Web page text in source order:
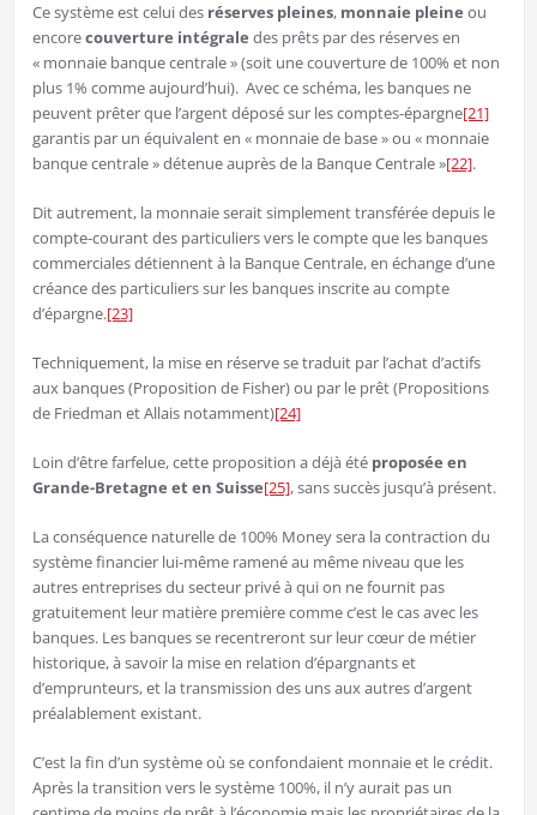
Ce système est celui des réserves pleines, monnaie pleine ou
encorecouverture intégrale des prêts par des réserves en
« monnaie banque centrale » (soit une couverture de 100% et non
plus 1% comme aujourd’hui). Avec ce schéma, les banques ne
peuvent prêter que l’argent déposé sur les comptes-épargne[21]
garantis par un équivalent en « monnaie de base » ou « monnaie
banque centrale » détenue auprès de la Banque Centrale »[22].
Dit autrement, la monnaie serait simplement transférée depuis le
compte-courant des particuliers vers le compte que les banques
commerciales détiennent à la Banque Centrale, en échange d’une
créance des particuliers sur les banques inscrite au compte
d’épargne.[23]
Techniquement, la mise en réserve se traduit par l’achat d’actifs
aux banques (Proposition de Fisher) ou par le prêt (Propositions
de Friedman et Allais notamment)[24]
Loin d’être farfelue, cette proposition a déjà été proposée en
Grande-Bretagne et en Suisse[25], sans succès jusqu’à présent.
La conséquence naturelle de 100% Money sera la contraction du
système financier lui-même ramené au même niveau que les
autres entreprises du secteur privé à qui on ne fournit pas
gratuitement leur matière première comme c’est le cas avec les
banques. Les banques se recentreront sur leur cœur de métier
historique, à savoir la mise en relation d’épargnants et
d’emprunteurs, et la transmission des uns aux autres d’argent
préalablement existant.
C’est la fin d’un système où se confondaient monnaie et le crédit.
Après la transition vers le système 100%, il n’y aurait pas un